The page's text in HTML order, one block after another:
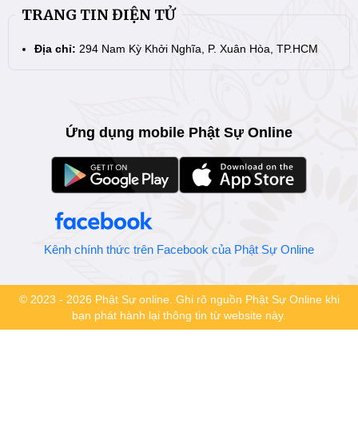
TRANG TIN ĐIỆN TỬ
Địa chỉ: 294 Nam Kỳ Khởi Nghĩa, P. Xuân Hòa, TP.HCM
Ứng dụng mobile Phật Sự Online
Kênh chính thức trên Facebook của Phật Sự Online
© 2023 - 2026 Phật Sự online. Ghi rõ nguồn Phật Sự Online khi
bạn phát hành lại thông tin từ website này.